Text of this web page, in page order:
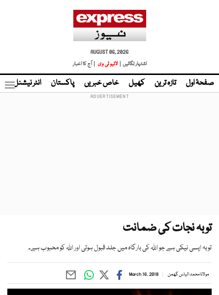
AUGUST 06, 2026
اشتہار لگائیں |
لائیو ٹی وی | آج کا اخبار
صفحۂ اول تازہ ترین کھیل خاص خبریں پاکستان انٹر نیشنل
توبہ نجات کی ضمانت
توبہ ایسی نیکی ہے جو اللہ کی بارگاہ میں جلد قبول ہوتی اور اللہ کو محبوب ہے۔
مولانا محمد الیاس گھمن March 16, 2018